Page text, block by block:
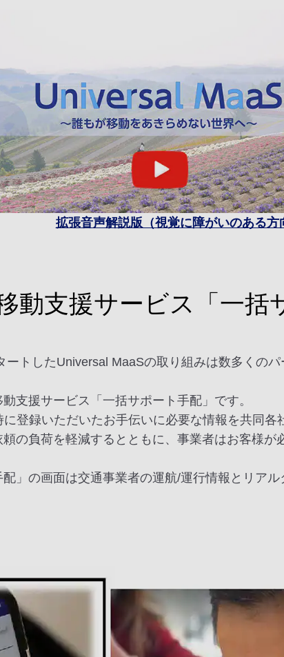
拡張音声解説版（視覚に障がいのある方
動支援サービス「一括
トしたUniversal MaaSの取り組みは数多くの
支援サービス「一括サポート手配」です。
登録いただいたお手伝いに必要な情報を共同
の負荷を軽減するとともに、事業者はお客様
」の画面は交通事業者の運航/運行情報とリア